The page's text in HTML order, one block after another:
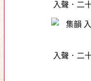
入聲．二
入聲．二